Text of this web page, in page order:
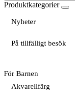
Produktkategorier
Nyheter
På tillfälligt besök
För Barnen
Akvarellfärg